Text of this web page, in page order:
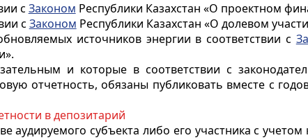
с Законом Республики Казахстан «О проектном
с Законом Республики Казахстан «О долевом
источников энергии в соответствии с
и которые в соответствии с
отчетность, обязаны публиковать вместе с
в депозитарий
аудируемого субъекта либо его участника с